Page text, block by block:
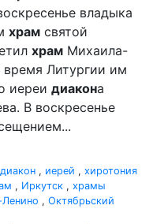
владыка
храм святой
храм Михаила-
время Литургии им
иереи диакона
В воскресенье
диакон , иерей , хиротония
, Иркутск , храмы
, Октябрьский